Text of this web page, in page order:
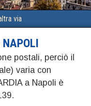
via
postali, perciò il
varia con
a Napoli è